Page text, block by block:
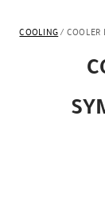
COOLING/ COOLER